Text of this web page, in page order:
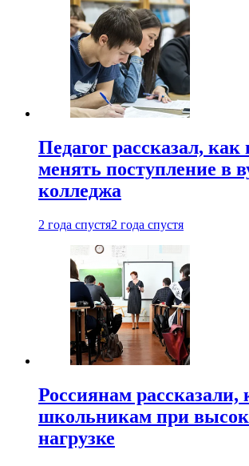
Педагог рассказал, как
менять поступление в
колледжа
2 года спустя2 года спустя
Россиянам рассказали,
школьникам при
нагрузке